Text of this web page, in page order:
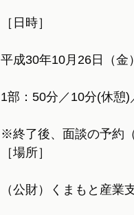
［日時］
平成30年10月26日（金
1部：50分／10分(休憩)
※終了後、面談の予約
［場所］
（公財）くまもと産業